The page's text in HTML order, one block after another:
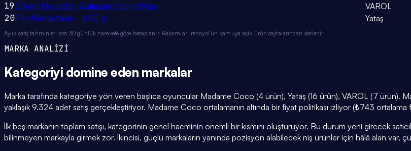
19 2 Adet Microfiber Antialerjik Yastık 910gr VAROL
20Frio Klimalı Yastık - 600 gr Yataş
Aylık satış tahminleri son 30 günlük harekete göre hesaplanır. Rakamlar Trendyol'un kamuya açık ürün sayfalarından derlenir.
MARKA ANALİZİ
Kategoriyi domine eden markalar
Marka tarafında kategoriye yön veren başlıca oyuncular Madame Coco (4 ürün), Yataş (16 ürün), VAROL (7 ürün).
yaklaşık 9.324 adet satış gerçekleştiriyor. Madame Coco ortalamanın altında bir fiyat politikası izliyor (₺743
İlk beş markanın toplam satışı, kategorinin genel hacminin önemli bir kısmını oluşturuyor. Bu durum yeni girecek
bilinmeyen markayla girmek zor. İkincisi, güçlü markaların yanında pozisyon alabilecek niş ürünler için hâlâ alan var,